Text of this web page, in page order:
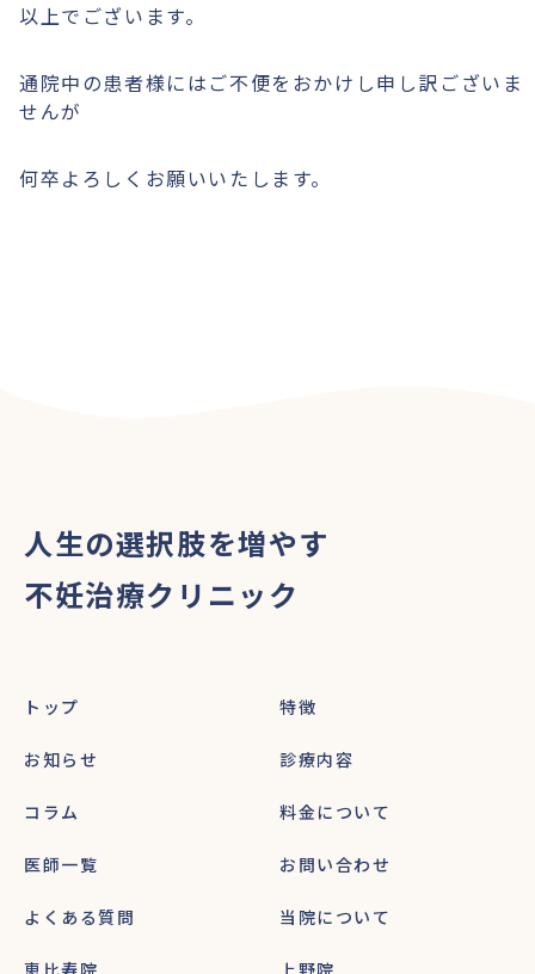
以上でございます。
通院中の患者様にはご不便をおかけし申し訳ございま
せんが
何卒よろしくお願いいたします。
人生の選択肢を増やす
不妊治療クリニック
トップ 特徴
お知らせ 診療内容
コラム 料金について
医師一覧 お問い合わせ
よくある質問 当院について
恵比寿院 上野院